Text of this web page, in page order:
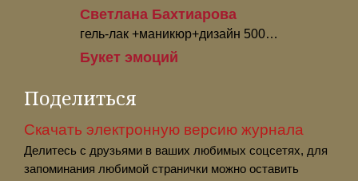
Светлана Бахтиарова
гель-лак +маникюр+дизайн 500…
Букет эмоций
Поделиться
Скачать электронную версию журнала
Делитесь с друзьями в ваших любимых соцсетях, для
запоминания любимой странички можно оставить